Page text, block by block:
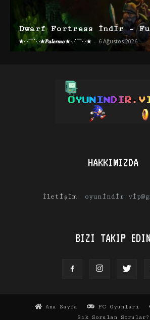
Dwarf Fortress İndir –
★·.·´¯`·.·★𝑷𝒂𝒍𝒆𝒓𝒎𝒐★·.·´¯`·.·★ - 6 Ağustos 2026
HAKKIMIZDA
İletişim:
BIZI TAKIP EDIN
Ana Sayfa PC Oyunları
Sık Sorulan Sorular?